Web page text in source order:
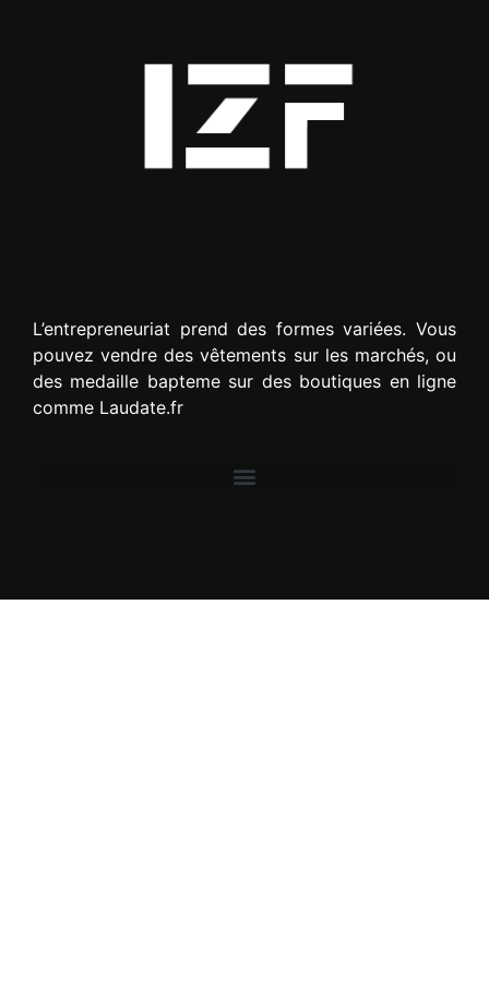
L’entrepreneuriat prend des formes variées. Vous
pouvez vendre des vêtements sur les marchés, ou
des medaille bapteme sur des boutiques en ligne
comme Laudate.fr